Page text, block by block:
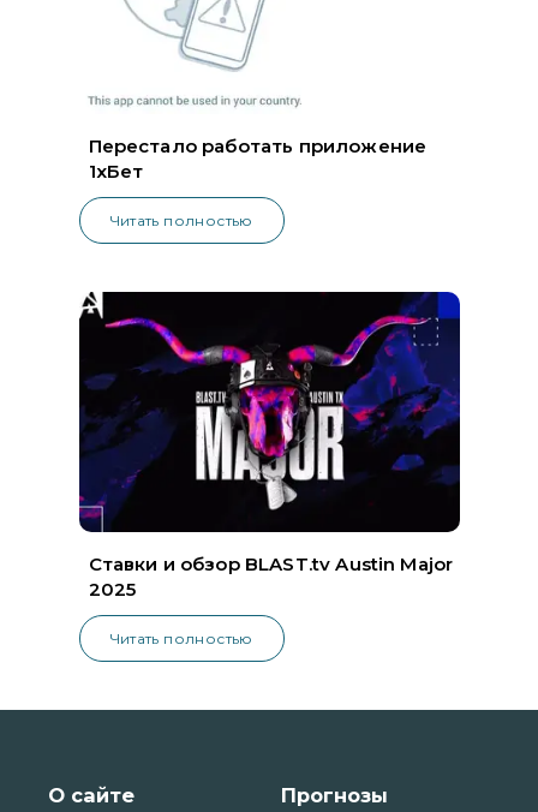
Перестало работать приложение
1хБет
Читать полностью
Ставки и обзор BLAST.tv Austin Major
2025
Читать полностью
О сайте Прогнозы